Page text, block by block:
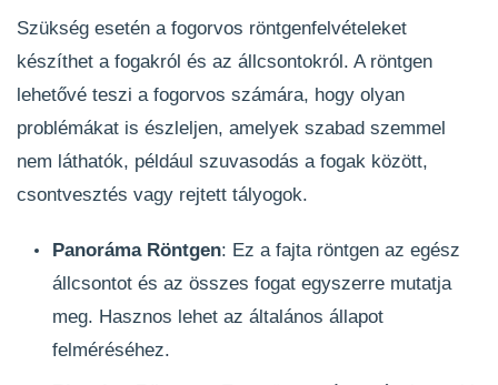
Szükség esetén a fogorvos röntgenfelvételeket
készíthet a fogakról és az állcsontokról. A röntgen
lehetővé teszi a fogorvos számára, hogy olyan
problémákat is észleljen, amelyek szabad szemmel
nem láthatók, például szuvasodás a fogak között,
csontvesztés vagy rejtett tályogok.
Panoráma Röntgen: Ez a fajta röntgen az egész
állcsontot és az összes fogat egyszerre mutatja
meg. Hasznos lehet az általános állapot
felméréséhez.